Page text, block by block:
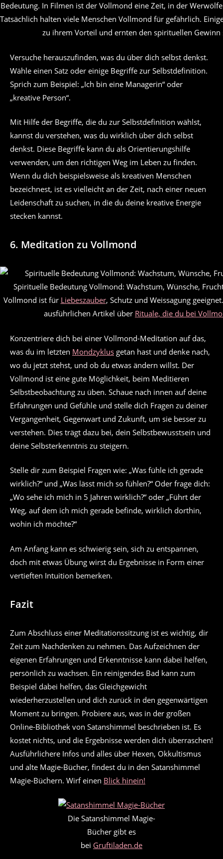
Bedeutung. In Filmen ist der Vollmond eine Zeit, in der
Tatsächlich halten viele Menschen Vollmond für gefährlich.
zu ihrem Vorteil und ernten den spirituellen Gewinn
Versuche herauszufinden, was du über dich selbst denkst.
Wähle einen Satz oder einige Begriffe zur Selbstdefinition.
Sprich zum Beispiel: „Ich bin eine Managerin“ oder
„kreative Person“.
Mit Hilfe der Begriffe, die du zur Selbstdefinition wählst,
kannst du verstehen, was du wirklich über dich selbst
denkst. Diese Begriffe kann du als Orientierungshilfe
verwenden, um den richtigen Weg im Leben zu finden.
Wenn du dich beispielsweise als kreativen Menschen
bezeichnest, ist es vielleicht an der Zeit, nach einer neuen
Leidenschaft zu suchen, in die du deine kreative Energie
stecken kannst.
6. Meditation zu Vollmond
Spirituelle Bedeutung Vollmond: Wachstum, Wünsche,
Vollmond ist für Liebeszauber, Schutz und Weissagung
ausführlichen Artikel über Rituale, die du bei
Konzentriere dich bei einer Vollmond-Meditation auf das,
was du im letzten Mondzyklus getan hast und denke nach,
wo du jetzt stehst, und ob du etwas ändern willst. Der
Vollmond ist eine gute Möglichkeit, beim Meditieren
Selbstbeobachtung zu üben. Schaue nach innen auf deine
Erfahrungen und Gefühle und stelle dich Fragen zu deiner
Vergangenheit, Gegenwart und Zukunft, um sie besser zu
verstehen. Dies trägt dazu bei, dein Selbstbewusstsein und
deine Selbsterkenntnis zu steigern.
Stelle dir zum Beispiel Fragen wie: „Was fühle ich gerade
wirklich?“ und „Was lässt mich so fühlen?“ Oder frage dich:
„Wo sehe ich mich in 5 Jahren wirklich?“ oder „Führt der
Weg, auf dem ich mich gerade befinde, wirklich dorthin,
wohin ich möchte?“
Am Anfang kann es schwierig sein, sich zu entspannen,
doch mit etwas Übung wirst du Ergebnisse in Form einer
vertieften Intuition bemerken.
Fazit
Zum Abschluss einer Meditationssitzung ist es wichtig, dir
Zeit zum Nachdenken zu nehmen. Das Aufzeichnen der
eigenen Erfahrungen und Erkenntnisse kann dabei helfen,
persönlich zu wachsen. Ein reinigendes Bad kann zum
Beispiel dabei helfen, das Gleichgewicht
wiederherzustellen und dich zurück in den gegenwärtigen
Moment zu bringen. Probiere aus, was in der großen
Online-Bibliothek von Satanshimmel beschrieben ist. Es
kostet nichts, und die Ergebnisse werden dich überraschen!
Ausführlichere Infos und alles über Hexen, Okkultismus
und alte Magie-Bücher, findest du in den Satanshimmel
Magie-Büchern. Wirf einen Blick hinein!
Die Satanshimmel Magie-
Bücher gibt es
bei Gruftiladen.de